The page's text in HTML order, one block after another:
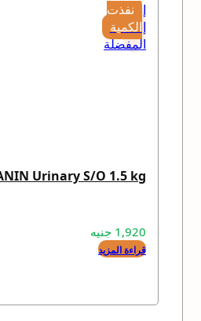
نفذت
الكمية
إضافة
إلى
المفضلة
Urinary S/O 1.5 kg
1,920 جنيه
قراءة المزيد